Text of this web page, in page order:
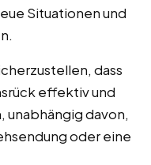
Situationen und
dass
effektiv und
davon,
oder eine